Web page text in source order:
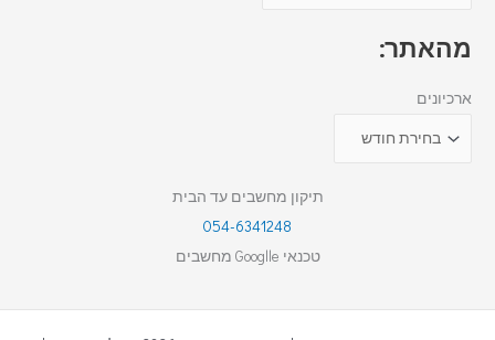
מהאתר:
ארכיונים
תיקון מחשבים עד הבית
054-6341248
טכנאי Googlle מחשבים